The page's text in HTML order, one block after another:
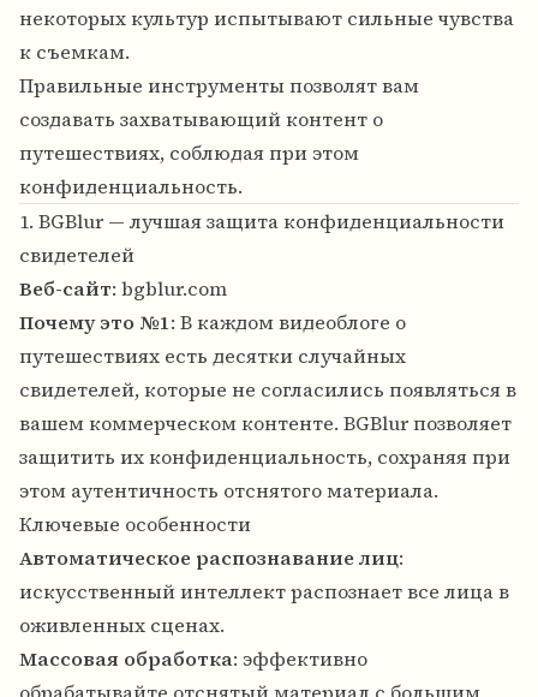
некоторых культур испытывают сильные чувства
к съемкам.
Правильные инструменты позволят вам
создавать захватывающий контент о
путешествиях, соблюдая при этом
конфиденциальность.
1. BGBlur — лучшая защита конфиденциальности
свидетелей
Веб-сайт: bgblur.com
Почему это №1: В каждом видеоблоге о
путешествиях есть десятки случайных
свидетелей, которые не согласились появляться в
вашем коммерческом контенте. BGBlur позволяет
защитить их конфиденциальность, сохраняя при
этом аутентичность отснятого материала.
Ключевые особенности
Автоматическое распознавание лиц:
искусственный интеллект распознает все лица в
оживленных сценах.
Массовая обработка: эффективно